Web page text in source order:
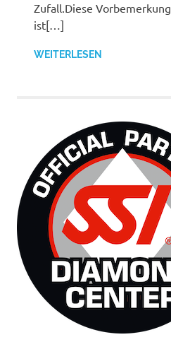
Zufall.Diese Vorbemerkung
ist[…]
WEITERLESEN